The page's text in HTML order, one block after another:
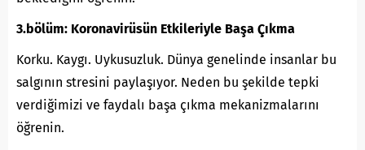
3.bölüm: Koronavirüsün Etkileriyle Başa Çıkma
Korku. Kaygı. Uykusuzluk. Dünya genelinde insanlar bu
salgının stresini paylaşıyor. Neden bu şekilde tepki
verdiğimizi ve faydalı başa çıkma mekanizmalarını
öğrenin.